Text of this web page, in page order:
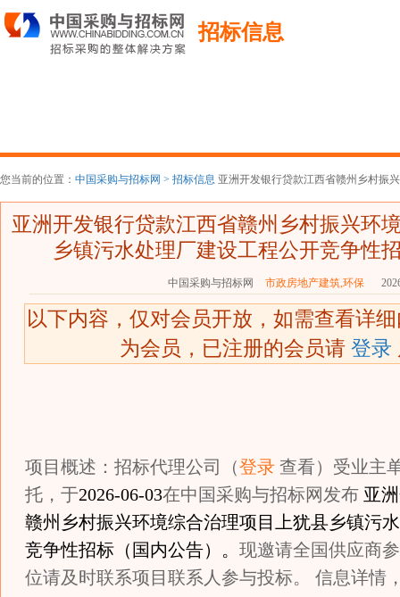
招标信息
您当前的位置： 中国采购与招标网 > 招标信息 亚洲开发银行贷款江西省赣州乡村振
亚洲开发银行贷款江西省赣州乡村振兴环
乡镇污水处理厂建设工程公开竞争性
中国采购与招标网 市政房地产建筑,环保
以下内容，仅对会员开放，如需查看详
为会员，已注册的会员请 登录
项目概述：招标代理公司（登录 查看）受业主
托，于2026-06-03在中国采购与招标网发布 亚
赣州乡村振兴环境综合治理项目上犹县乡镇污
竞争性招标（国内公告）。 现邀请全国供应商
位请及时联系项目联系人参与投标。 信息详情